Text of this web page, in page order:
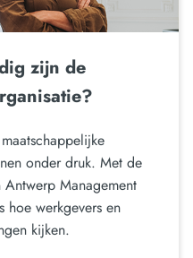
zijn de
onder druk. Met de
Management
hoe werkgevers en
kijken.